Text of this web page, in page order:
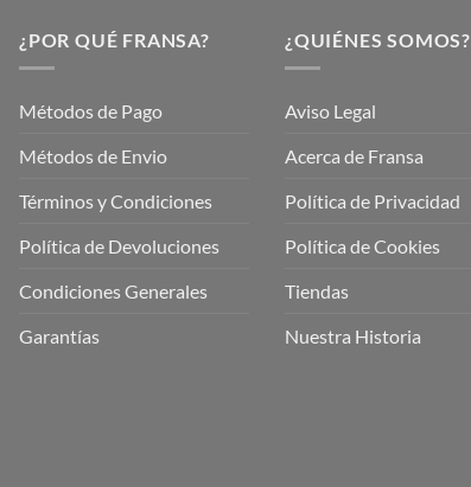
¿POR QUÉ FRANSA?
Métodos de Pago
Métodos de Envio
Términos y Condiciones
Política de Devoluciones
Condiciones Generales
Garantías
¿QUIÉNES SOMOS?
Aviso Legal
Acerca de Fransa
Política de Privacidad
Política de Cookies
Tiendas
Nuestra Historia